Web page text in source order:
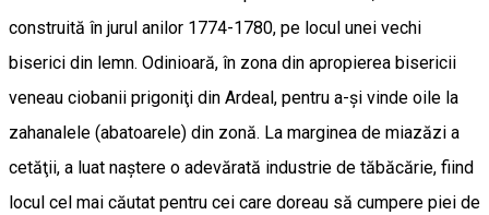
construită în jurul anilor 1774-1780, pe locul unei vechi
biserici din lemn. Odinioară, în zona din apropierea bisericii
veneau ciobanii prigoniţi din Ardeal, pentru a-şi vinde oile la
zahanalele (abatoarele) din zonă. La marginea de miazăzi a
cetăţii, a luat naştere o adevărată industrie de tăbăcărie, fiind
locul cel mai căutat pentru cei care doreau să cumpere piei de